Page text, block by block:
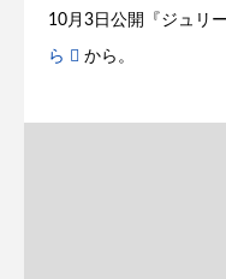
10月3日公開『ジュリ
ら から。